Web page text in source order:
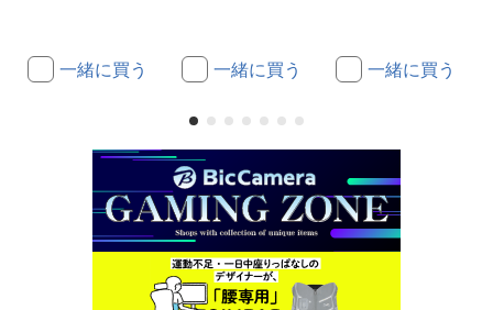
一緒に買う 一緒に買う 一緒に買う